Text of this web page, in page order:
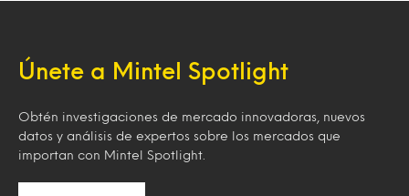
Únete a Mintel Spotlight
Obtén investigaciones de mercado innovadoras, nuevos
datos y análisis de expertos sobre los mercados que
importan con Mintel Spotlight.